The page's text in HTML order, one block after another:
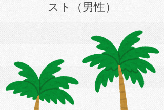
スト（男性）